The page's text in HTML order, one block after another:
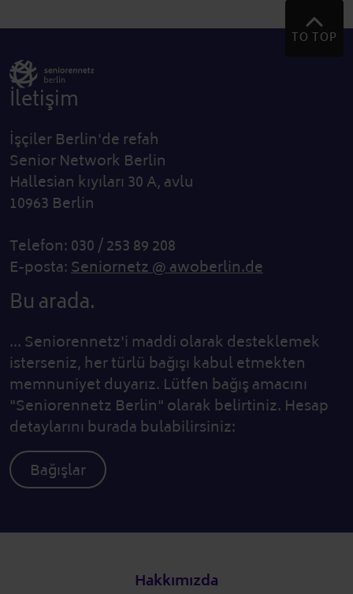
TO TOP
İletişim
İşçiler Berlin'de refah
Senior Network Berlin
Hallesian kıyıları 30 A, avlu
10963 Berlin
Telefon: 030 / 253 89 208
E-posta:Seniornetz @ awoberlin.de
Bu arada.
... Seniorennetz'i maddi olarak desteklemek
isterseniz, her türlü bağışı kabul etmekten
memnuniyet duyarız. Lütfen bağış amacını
"Seniorennetz Berlin" olarak belirtiniz. Hesap
detaylarını burada bulabilirsiniz:
Bağışlar
Hakkımızda